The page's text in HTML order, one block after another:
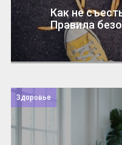
Как не
Правила
Здоровье